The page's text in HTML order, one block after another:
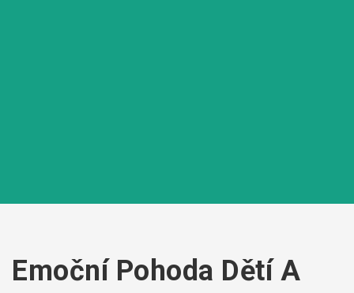
Emoční Pohoda Dětí A